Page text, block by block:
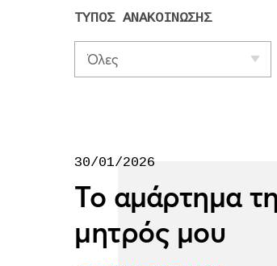
ΤΥΠΟΣ ΑΝΑΚΟΙΝΩΣΗΣ
Όλες
30/01/2026
Το αμάρτημα
μητρός μου